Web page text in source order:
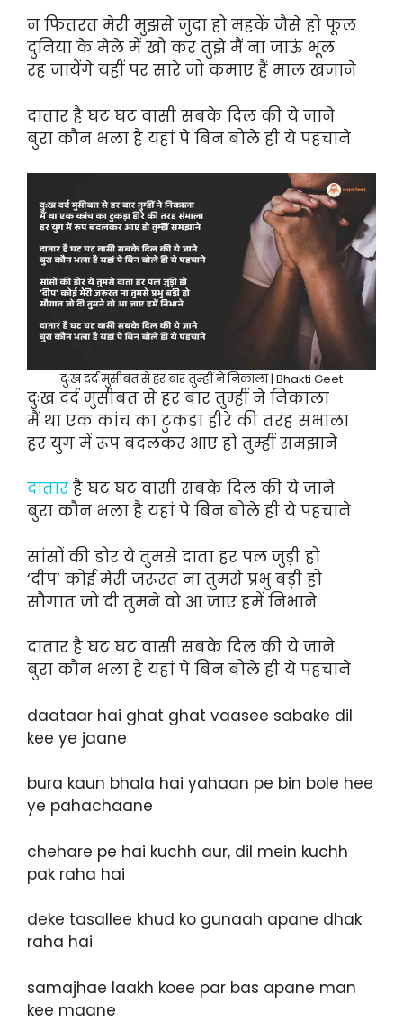
न फितरत मेरी मुझसे जुदा हो महकें जैसे हो फूल
दुनिया के मेले में खो कर तुझे मैं ना जाऊं भूल
रह जायेंगे यहीं पर सारे जो कमाए हैं माल खजाने
दातार है घट घट वासी सबके दिल की ये जाने
बुरा कौन भला है यहां पे बिन बोले ही ये पहचाने
दुःख दर्द मुसीबत से हर बार तुम्हीं ने निकाला | Bhakti Geet
दुःख दर्द मुसीबत से हर बार तुम्हीं ने निकाला
मैं था एक कांच का टुकड़ा हीरे की तरह संभाला
हर युग में रूप बदलकर आए हो तुम्हीं समझाने
दातार है घट घट वासी सबके दिल की ये जाने
बुरा कौन भला है यहां पे बिन बोले ही ये पहचाने
सांसों की डोर ये तुमसे दाता हर पल जुड़ी हो
‘दीप’ कोई मेरी जरूरत ना तुमसे प्रभु बड़ी हो
सौगात जो दी तुमने वो आ जाए हमें निभाने
दातार है घट घट वासी सबके दिल की ये जाने
बुरा कौन भला है यहां पे बिन बोले ही ये पहचाने
daataar hai ghat ghat vaasee sabake dil
kee ye jaane
bura kaun bhala hai yahaan pe bin bole hee
ye pahachaane
chehare pe hai kuchh aur, dil mein kuchh
pak raha hai
deke tasallee khud ko gunaah apane dhak
raha hai
samajhae laakh koee par bas apane man
kee maane